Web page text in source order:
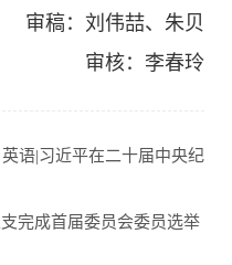
审稿：刘伟喆、朱贝
审核：李春玲
英语|习近平在二十届中央纪
完成首届委员会委员选举